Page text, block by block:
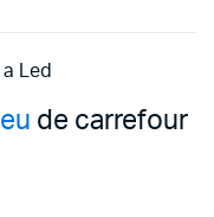
Led
de carrefour